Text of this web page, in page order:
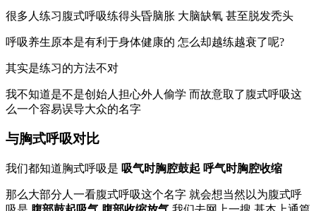
很多人练习腹式呼吸练得头昏脑胀 大脑缺氧 甚至脱发秃头
呼吸养生原本是有利于身体健康的 怎么却越练越衰了呢?
其实是练习的方法不对
我不知道是不是创始人担心外人偷学 而故意取了腹式呼吸这
么一个容易误导大众的名字
与胸式呼吸对比
我们都知道胸式呼吸是 吸气时胸腔鼓起 呼气时胸腔收缩
那么大部分人一看腹式呼吸这个名字 就会想当然以为腹式呼